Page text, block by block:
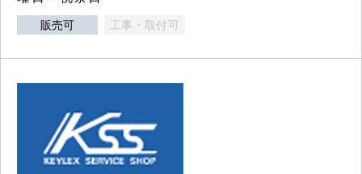
販売可 工事・取付可